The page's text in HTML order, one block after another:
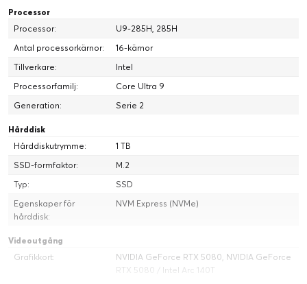
förbättrade kylrör och Arc Flow Fans 2.0
Ultratunt chassi i förstklassig aluminium på 1,49 cm, 1,95 kg och
16 tum
2025 Zephyrus G16 kännetecknas av kraft, precision och elegans.
Zephyrus G16 är tunn och elegant och har en känsla av stil och
Processor
Processor:
U9-285H, 285H
Antal processorkärnor:
16-kärnor
Tillverkare:
Intel
Processorfamilj:
Core Ultra 9
Generation:
Serie 2
Hårddisk
Hårddiskutrymme:
1 TB
SSD-formfaktor:
M.2
Typ:
SSD
Egenskaper för
hårddisk:
NVM Express (NVMe)
Videoutgång
Grafikkort:
NVIDIA GeForce RTX 5080, NVIDIA GeForce
RTX 5080 / Intel Arc 140T